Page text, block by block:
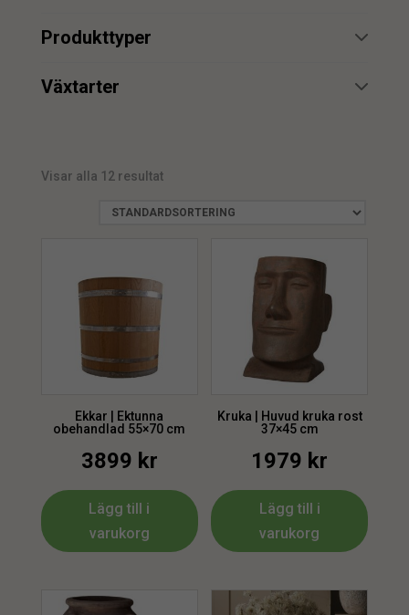
min. max.
min.
Produkttyper
Växtarter
Visar alla 12 resultat
Ekkar | Ektunna
obehandlad 55×70 cm
3899 kr
Lägg till i
varukorg
Kruka | Huvud kruka rost
37×45 cm
1979 kr
Lägg till i
varukorg